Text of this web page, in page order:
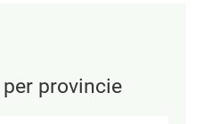
provincie